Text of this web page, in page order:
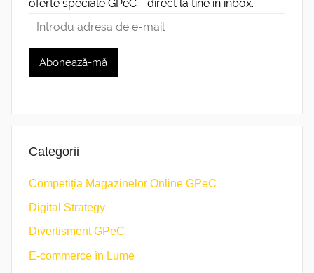
oferte speciale GPeC - direct la tine în inbox.
Categorii
Competiția Magazinelor Online GPeC
Digital Strategy
Divertisment GPeC
E-commerce în Lume